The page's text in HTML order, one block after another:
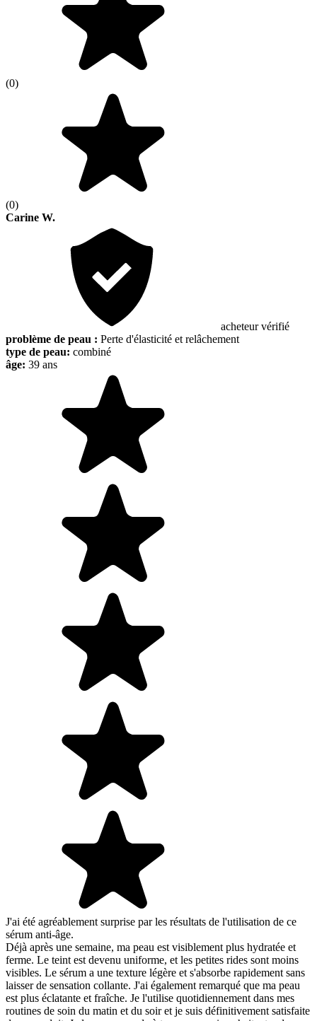
(0)
(0)
Carine W.
acheteur vérifié
problème de peau : Perte d'élasticité et relâchement
type de peau: combiné
âge: 39 ans
J'ai été agréablement surprise par les résultats de l'utilisation de ce
sérum anti-âge.
Déjà après une semaine, ma peau est visiblement plus hydratée et
ferme. Le teint est devenu uniforme, et les petites rides sont moins
visibles. Le sérum a une texture légère et s'absorbe rapidement sans
laisser de sensation collante. J'ai également remarqué que ma peau
est plus éclatante et fraîche. Je l'utilise quotidiennement dans mes
routines de soin du matin et du soir et je suis définitivement satisfaite